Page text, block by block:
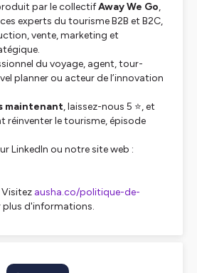
par le collectifAway We Go,
experts du tourisme B2B et B2C,
vente, marketing et
du voyage, agent, tour-
planner ou acteur de l’innovation
maintenant, laissez-nous 5 ⭐, et
réinventer le tourisme, épisode
LinkedIn ou notre site web :
Visitez ausha.co/politique-de-
plus d'informations.